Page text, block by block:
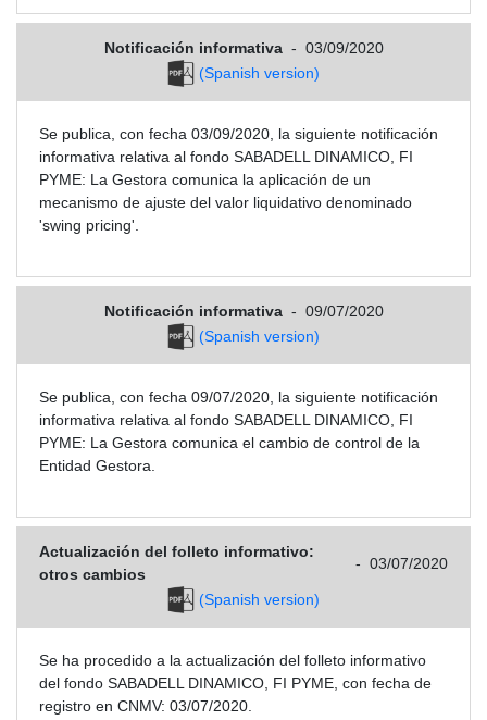
Notificación informativa - 03/09/2020
(Spanish version)
Se publica, con fecha 03/09/2020, la siguiente notificación
informativa relativa al fondo SABADELL DINAMICO, FI
PYME: La Gestora comunica la aplicación de un
mecanismo de ajuste del valor liquidativo denominado
'swing pricing'.
Notificación informativa - 09/07/2020
(Spanish version)
Se publica, con fecha 09/07/2020, la siguiente notificación
informativa relativa al fondo SABADELL DINAMICO, FI
PYME: La Gestora comunica el cambio de control de la
Entidad Gestora.
Actualización del folleto informativo:
otros cambios
- 03/07/2020
(Spanish version)
Se ha procedido a la actualización del folleto informativo
del fondo SABADELL DINAMICO, FI PYME, con fecha de
registro en CNMV: 03/07/2020.